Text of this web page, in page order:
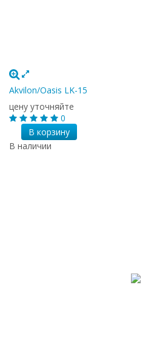
Akvilon/Oasis LK-15
цену уточняйте
0
В корзину
В наличии